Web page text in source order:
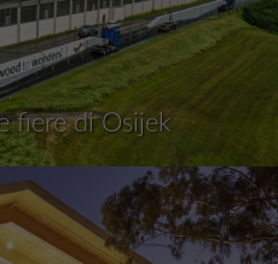
fiere di Osijek